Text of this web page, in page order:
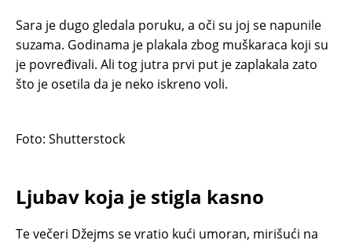
Sara je dugo gledala poruku, a oči su joj se napunile
suzama. Godinama je plakala zbog muškaraca koji su
je povređivali. Ali tog jutra prvi put je zaplakala zato
što je osetila da je neko iskreno voli.
Foto: Shutterstock
Ljubav koja je stigla kasno
Te večeri Džejms se vratio kući umoran, mirišući na